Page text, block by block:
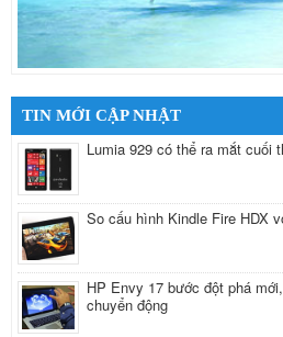
TIN MỚI CẬP NHẬT
Lumia 929 có thể ra mắt cuối
So cấu hình Kindle Fire HDX
HP Envy 17 bước đột phá
chuyển động